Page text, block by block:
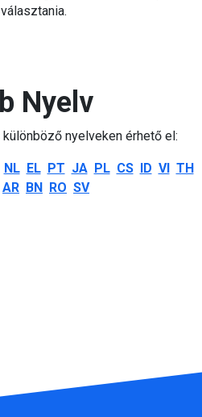
Nyelv
nyelveken érhető el:
NL EL PT JA PL CS ID VI TH
AR BN RO SV